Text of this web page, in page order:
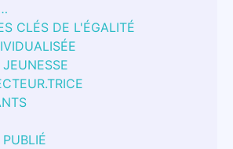
CLÉS DE L'ÉGALITÉ